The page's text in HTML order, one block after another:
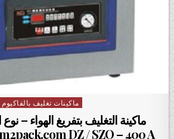
Posted in
ماكينات تغليف بالفاكيوم
ماكينة التغليف بتفريغ الهواء –